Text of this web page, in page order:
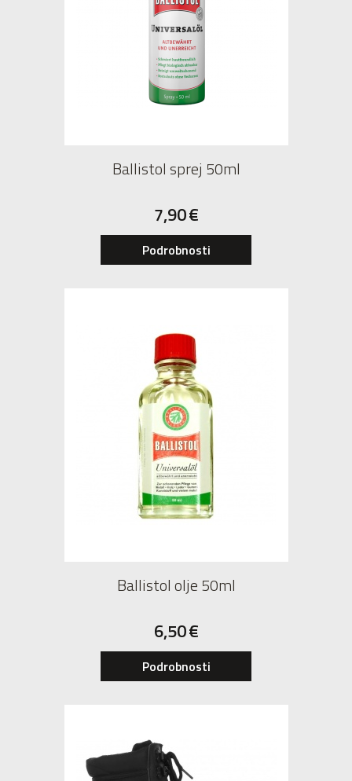
Ballistol sprej 50ml
7,90€
Podrobnosti
Ballistol olje 50ml
6,50€
Podrobnosti